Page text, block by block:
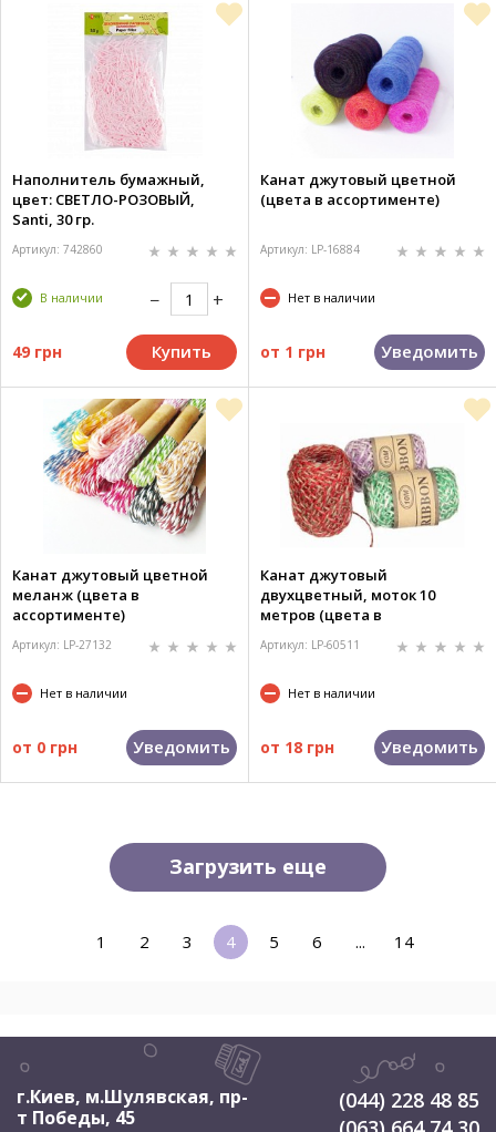
Наполнитель бумажный,
цвет: СВЕТЛО-РОЗОВЫЙ,
Santi, 30 гр.
Артикул: 742860
В наличии
49 грн Купить
Канат джутовый цветной
(цвета в ассортименте)
Артикул: LP-16884
Нет в наличии
от 1 грн Уведомить
Канат джутовый цветной
меланж (цвета в
ассортименте)
Артикул: LP-27132
Нет в наличии
от 0 грн Уведомить
Канат джутовый
двухцветный, моток 10
метров (цвета в
Артикул: LP-60511
Нет в наличии
от 18 грн Уведомить
Загрузить еще
1 2 3 4 5 6 ... 14
г.Киев, м.Шулявская, пр-
т Победы, 45
(044) 228 48 85